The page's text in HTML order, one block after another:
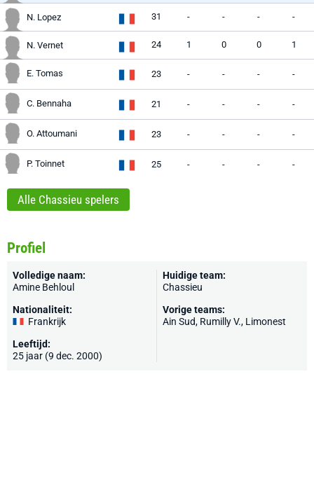
N. Lopez 31 - - - -
N. Vernet 24 1 0 0 1
E. Tomas 23 - - - -
C. Bennaha 21 - - - -
O. Attoumani 23 - - - -
P. Toinnet 25 - - - -
Alle Chassieu spelers
Profiel
Volledige naam:
Amine Behloul
Nationaliteit:
Frankrijk
Leeftijd:
25 jaar (9 dec. 2000)
Huidige team:
Chassieu
Vorige teams:
Ain Sud, Rumilly V., Limonest